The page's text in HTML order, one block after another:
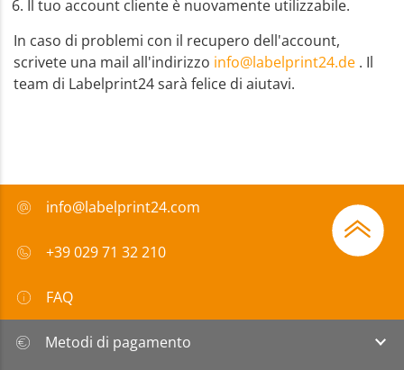
Il tuo account cliente è nuovamente utilizzabile.
In caso di problemi con il recupero dell'account,
scrivete una mail all'indirizzo info@labelprint24.de . Il
team di Labelprint24 sarà felice di aiutavi.
info@labelprint24.com
+39 029 71 32 210
FAQ
Metodi di pagamento